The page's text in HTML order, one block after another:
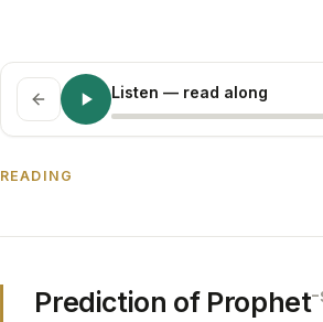
Listen — read along
READING
Prediction of Prophet-